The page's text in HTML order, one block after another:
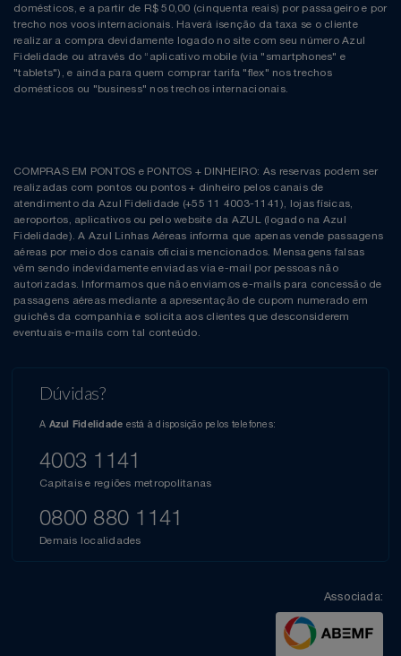
domésticos, e a partir de R$ 50,00 (cinquenta reais) por passageiro e por
trecho nos voos internacionais. Haverá isenção da taxa se o cliente
realizar a compra devidamente logado no site com seu número Azul
Fidelidade ou através do “aplicativo mobile (via "smartphones" e
"tablets"), e ainda para quem comprar tarifa "flex" nos trechos
domésticos ou "business" nos trechos internacionais.
COMPRAS EM PONTOS e PONTOS + DINHEIRO: As reservas podem ser
realizadas com pontos ou pontos + dinheiro pelos canais de
atendimento da Azul Fidelidade (+55 11 4003-1141), lojas físicas,
aeroportos, aplicativos ou pelo website da AZUL (logado na Azul
Fidelidade). A Azul Linhas Aéreas informa que apenas vende passagens
aéreas por meio dos canais oficiais mencionados. Mensagens falsas
vêm sendo indevidamente enviadas via e-mail por pessoas não
autorizadas. Informamos que não enviamos e-mails para concessão de
passagens aéreas mediante a apresentação de cupom numerado em
guichês da companhia e solicita aos clientes que desconsiderem
eventuais e-mails com tal conteúdo.
Dúvidas?
A Azul Fidelidade está à disposição pelos telefones:
4003 1141
Capitais e regiões metropolitanas
0800 880 1141
Demais localidades
Associada: